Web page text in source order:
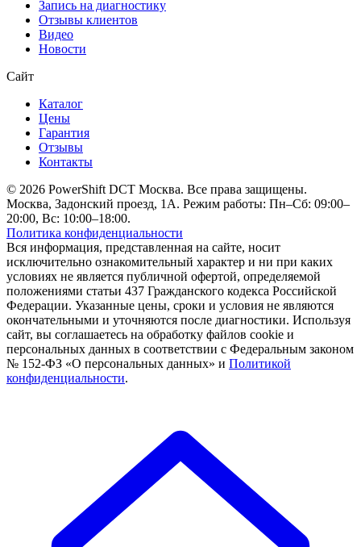
Запись на диагностику
Отзывы клиентов
Видео
Новости
Сайт
Каталог
Цены
Гарантия
Отзывы
Контакты
© 2026 PowerShift DCT Москва. Все права защищены.
Москва, Задонский проезд, 1А. Режим работы: Пн–Сб: 09:00–
20:00, Вс: 10:00–18:00.
Политика конфиденциальности
Вся информация, представленная на сайте, носит
исключительно ознакомительный характер и ни при каких
условиях не является публичной офертой, определяемой
положениями статьи 437 Гражданского кодекса Российской
Федерации. Указанные цены, сроки и условия не являются
окончательными и уточняются после диагностики. Используя
сайт, вы соглашаетесь на обработку файлов cookie и
персональных данных в соответствии с Федеральным законом
№ 152-ФЗ «О персональных данных» и Политикой
конфиденциальности.